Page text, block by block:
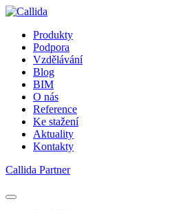
Produkty
Podpora
Vzdělávání
Blog
BIM
O nás
Reference
Ke stažení
Aktuality
Kontakty
Callida Partner